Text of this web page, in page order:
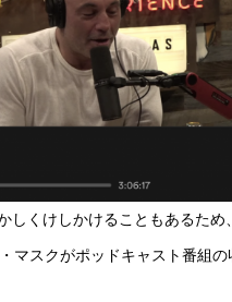
しくけしかけることもあるため
マスクがポッドキャスト番組の